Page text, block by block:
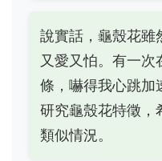
說實話，龜殼花雖
又愛又怕。有一次
條，嚇得我心跳加
研究龜殼花特徵，
類似情況。